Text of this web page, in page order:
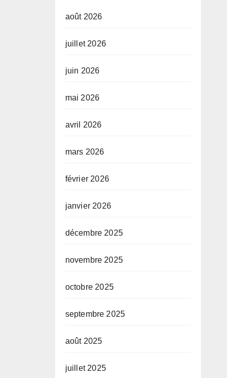
août 2026
juillet 2026
juin 2026
mai 2026
avril 2026
mars 2026
février 2026
janvier 2026
décembre 2025
novembre 2025
octobre 2025
septembre 2025
août 2025
juillet 2025